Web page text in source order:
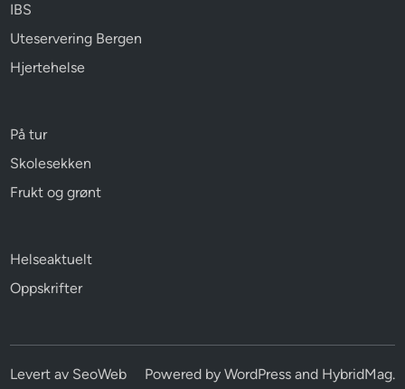
IBS
Uteservering Bergen
Hjertehelse
På tur
Skolesekken
Frukt og grønt
Helseaktuelt
Oppskrifter
Levert av SeoWeb Powered by WordPressand HybridMag.